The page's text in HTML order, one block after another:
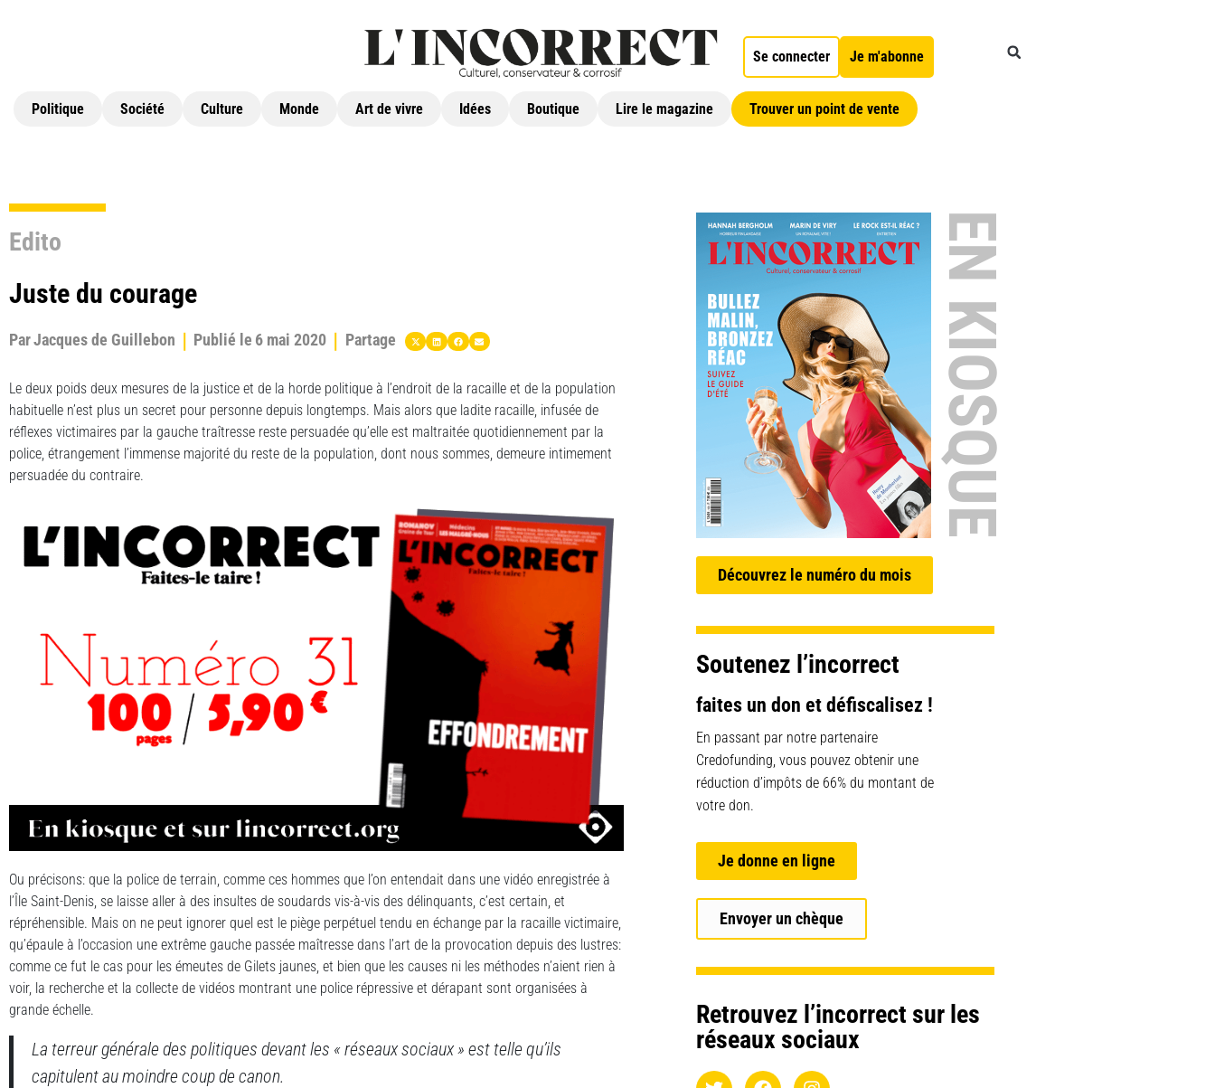
Se connecter Je m'abonne
Politique Société Culture Monde Art de vivre Idées Boutique Lire le magazine Trouver un point de vente
Edito
Juste du courage
ParJacques de Guillebon Publié le 6 mai 2020 Partage
Le deux poids deux mesures de la justice et de la horde politique à l’endroit de la racaille et de la population
habituelle n’est plus un secret pour personne depuis longtemps. Mais alors que ladite racaille, infusée de
réflexes victimaires par la gauche traîtresse reste persuadée qu’elle est maltraitée quotidiennement par la
police, étrangement l’immense majorité du reste de la population, dont nous sommes, demeure intimement
persuadée du contraire.
Ou précisons: que la police de terrain, comme ces hommes que l’on entendait dans une vidéo enregistrée à
l’Île Saint-Denis, se laisse aller à des insultes de soudards vis-à-vis des délinquants, c’est certain, et
répréhensible. Mais on ne peut ignorer quel est le piège perpétuel tendu en échange par la racaille victimaire,
qu’épaule à l’occasion une extrême gauche passée maîtresse dans l’art de la provocation depuis des lustres:
comme ce fut le cas pour les émeutes de Gilets jaunes, et bien que les causes ni les méthodes n’aient rien à
voir, la recherche et la collecte de vidéos montrant une police répressive et dérapant sont organisées à
grande échelle.
La terreur générale des politiques devant les « réseaux sociaux » est telle qu’ils
capitulent au moindre coup de canon.
EN KIOSQUE
Découvrez le numéro du mois
Soutenez l’incorrect
faites un don et défiscalisez !
En passant par notre partenaire
Credofunding, vous pouvez obtenir une
réduction d’impôts de 66% du montant de
votre don.
Je donne en ligne
Envoyer un chèque
Retrouvez l’incorrect sur les
réseaux sociaux